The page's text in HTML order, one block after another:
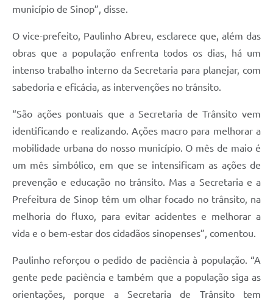
município de Sinop”, disse.
O vice-prefeito, Paulinho Abreu, esclarece que, além das
obras que a população enfrenta todos os dias, há um
intenso trabalho interno da Secretaria para planejar, com
sabedoria e eficácia, as intervenções no trânsito.
“São ações pontuais que a Secretaria de Trânsito vem
identificando e realizando. Ações macro para melhorar a
mobilidade urbana do nosso município. O mês de maio é
um mês simbólico, em que se intensificam as ações de
prevenção e educação no trânsito. Mas a Secretaria e a
Prefeitura de Sinop têm um olhar focado no trânsito, na
melhoria do fluxo, para evitar acidentes e melhorar a
vida e o bem-estar dos cidadãos sinopenses”, comentou.
Paulinho reforçou o pedido de paciência à população. “A
gente pede paciência e também que a população siga as
orientações, porque a Secretaria de Trânsito tem